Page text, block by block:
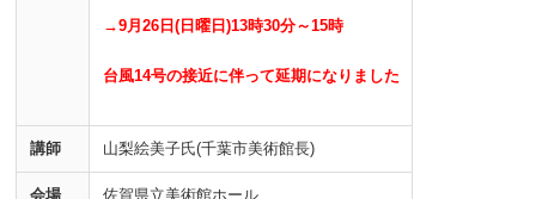
→9月26日(日曜日)13時30分～15時
台風14号の接近に伴って延期になりました
講師 山梨絵美子氏(千葉市美術館長)
会場 佐賀県立美術館ホール